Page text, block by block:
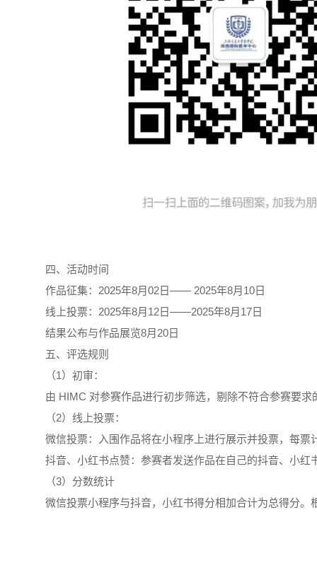
四、活动时间
作品征集：2025年8月02日—— 2025年8月10日
线上投票：2025年8月12日——2025年8月17日
结果公布与作品展览8月20日
五、评选规则
（1）初审：
由 HIMC 对参赛作品进行初步筛选，剔除不符合参赛要
（2）线上投票：
微信投票：入围作品将在小程序上进行展示并投票，每票
抖音、小红书点赞：参赛者发送作品在自己的抖音、小红
（3）分数统计
微信投票小程序与抖音，小红书得分相加合计为总得分。